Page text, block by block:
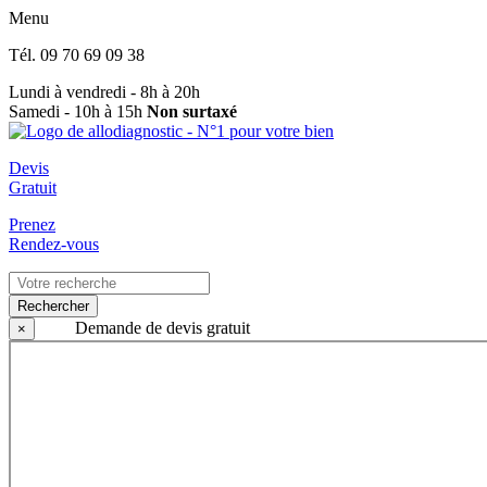
Menu
Tél. 09 70 69 09 38
Lundi à vendredi - 8h à 20h
Samedi - 10h à 15h Non surtaxé
Devis
Gratuit
Prenez
Rendez-vous
Rechercher
×
Demande de devis gratuit